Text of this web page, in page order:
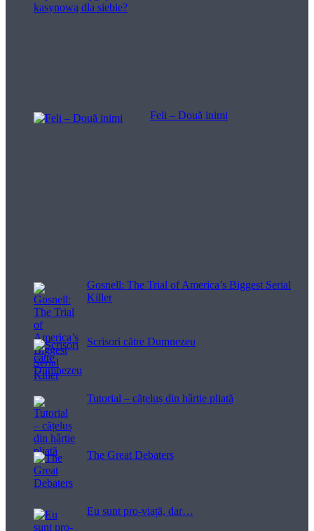
Feli – Două inimi
Gosnell: The Trial of America’s Biggest Serial
Killer
Scrisori către Dumnezeu
Tutorial – cățeluș din hârtie pliată
The Great Debaters
Eu sunt pro-viață, dar…